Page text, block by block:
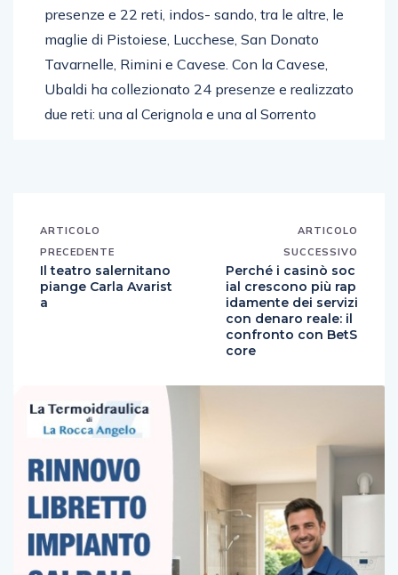
presenze e 22 reti, indos- sando, tra le altre, le
maglie di Pistoiese, Lucchese, San Donato
Tavarnelle, Rimini e Cavese. Con la Cavese,
Ubaldi ha collezionato 24 presenze e realizzato
due reti: una al Cerignola e una al Sorrento
ARTICOLO
PRECEDENTE
Il teatro salernitano
piange Carla Avarist
a
ARTICOLO
SUCCESSIVO
Perché i casinò soc
ial crescono più rap
idamente dei servizi
con denaro reale: il
confronto con BetS
core